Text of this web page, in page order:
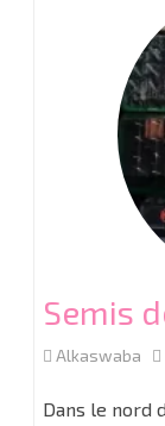
Semis
Alkaswaba
Dans le nord